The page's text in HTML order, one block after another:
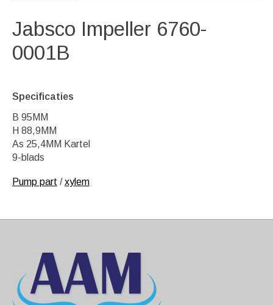
Jabsco Impeller 6760-
0001B
Specificaties
B 95MM
H 88,9MM
As 25,4MM Kartel
9-blads
Pump part /xylem